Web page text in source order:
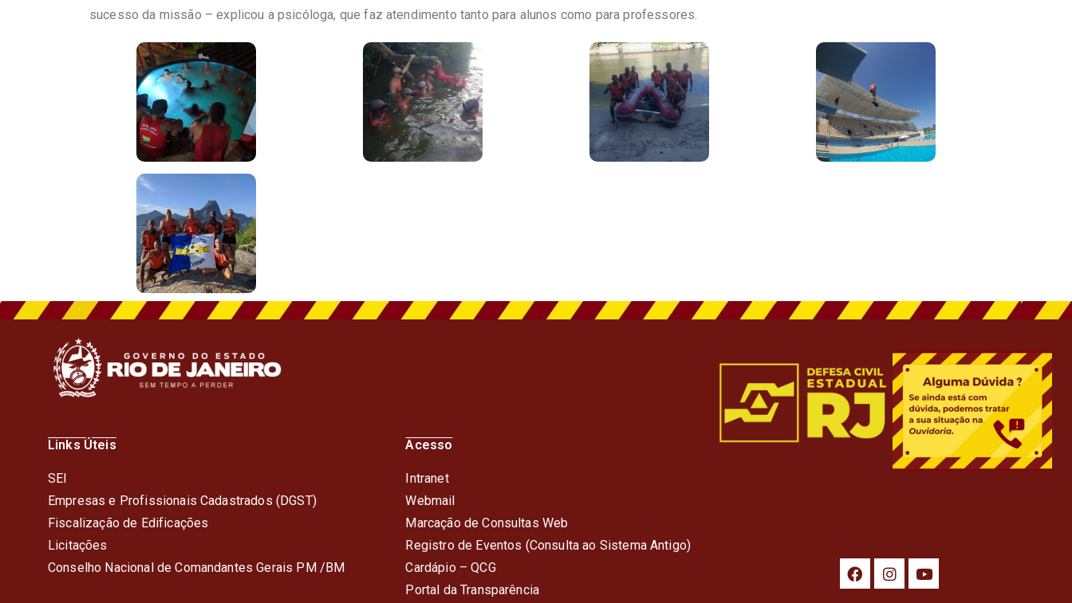
sucesso da missão – explicou a psicóloga, que faz atendimento tanto para alunos como para professores.
Links Úteis
SEI
Empresas e Profissionais Cadastrados (DGST)
Fiscalização de Edificações
Licitações
Conselho Nacional de Comandantes Gerais PM /BM
Acesso
Intranet
Webmail
Marcação de Consultas Web
Registro de Eventos (Consulta ao Sistema Antigo)
Cardápio – QCG
Portal da Transparência